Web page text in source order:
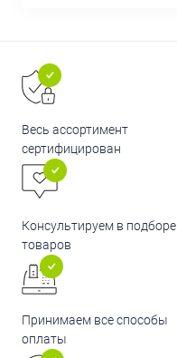
Весь ассортимент
сертифицирован
Консультируем в подборе
товаров
Принимаем все способы
оплаты